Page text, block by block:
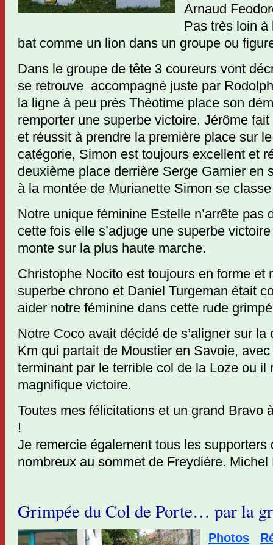
Arnaud
Pas très loin à
bat comme un lion dans un groupe ou
Dans le groupe de tête 3 coureurs vont
se retrouve accompagné juste par
la ligne à peu près Théotime place son
remporter une superbe victoire. Jérôme
et réussit à prendre la première place sur
catégorie, Simon est toujours excellent et
deuxième place derrière Serge Garnier en
à la montée de Murianette Simon se
Notre unique féminine Estelle n’arrête pas
cette fois elle s’adjuge une superbe
monte sur la plus haute marche.
Christophe Nocito est toujours en forme et
superbe chrono et Daniel Turgeman était
aider notre féminine dans cette rude
Notre Coco avait décidé de s’aligner sur
Km qui partait de Moustier en Savoie, avec
terminant par le terrible col de la Loze ou il
magnifique victoire.
Toutes mes félicitations et un grand Bravo
!
Je remercie également tous les supporters
nombreux au sommet de Freydière. Michel
Grimpée du Col de Porte… par la
Photos